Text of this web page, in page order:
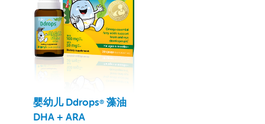
婴幼儿 Ddrops® 藻油
DHA + ARA